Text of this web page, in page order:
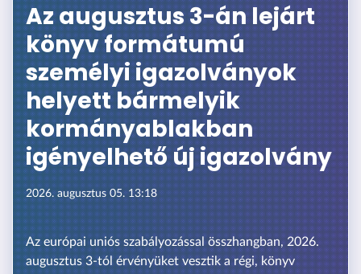
Az augusztus 3-án lejárt
könyv formátumú
személyi igazolványok
helyett bármelyik
kormányablakban
igényelhető új igazolvány
2026. augusztus 05. 13:18
Az európai uniós szabályozással összhangban, 2026.
augusztus 3-tól érvényüket vesztik a régi, könyv